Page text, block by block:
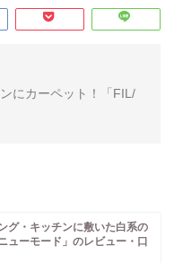
にカーペット！「FIL/
グ・キッチンに敷いた白系の
ューモード」のレビュー・口